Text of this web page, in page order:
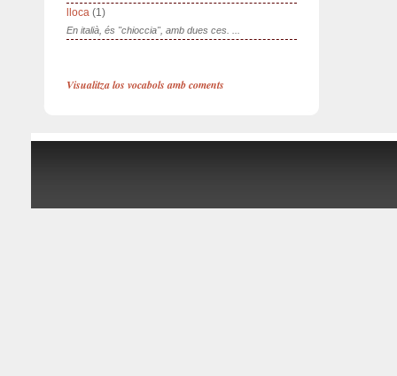
lloca (1)
En italià, és "chioccia", amb dues ces. ...
Visualitza los vocabols amb coments